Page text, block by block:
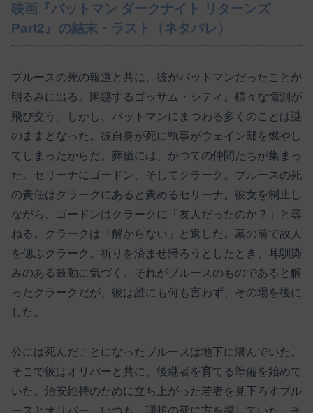
映画『バットマン ダークナイト リターンズ
Part2』の結末・ラスト（ネタバレ）
ブルースの死の報道と共に、彼がバットマンだったことが
明るみに出る。困惑するゴッサム・シティ。様々な憶測が
飛び交う。しかし、バットマンにまつわる多くのことは謎
のままとなった。彼自身が死に執事がウェイン邸を燃やし
てしまったからだ。葬儀には、かつての仲間たちが集まっ
た。セリーナにゴードン、そしてクラーク。ブルースの死
の責任はクラークにあると責めるセリーナ。彼女を制止し
ながら、ゴードンはクラークに「友人だったのか？」と尋
ねる。クラークは「解からない」と返した。墓の前で故人
を偲ぶクラーク。祈りを済ませ帰ろうとしたとき、耳馴染
みのある鼓動に気づく。それがブルースのものであると解
ったクラークだが、彼は誰にも何も言わず、その場を後に
した。
公には死んだことになったブルースは地下に潜んでいた。
そこで彼はオリバーと共に、後継者を育てる準備を始めて
いた。治安維持のために立ち上がった若者を見下ろすブル